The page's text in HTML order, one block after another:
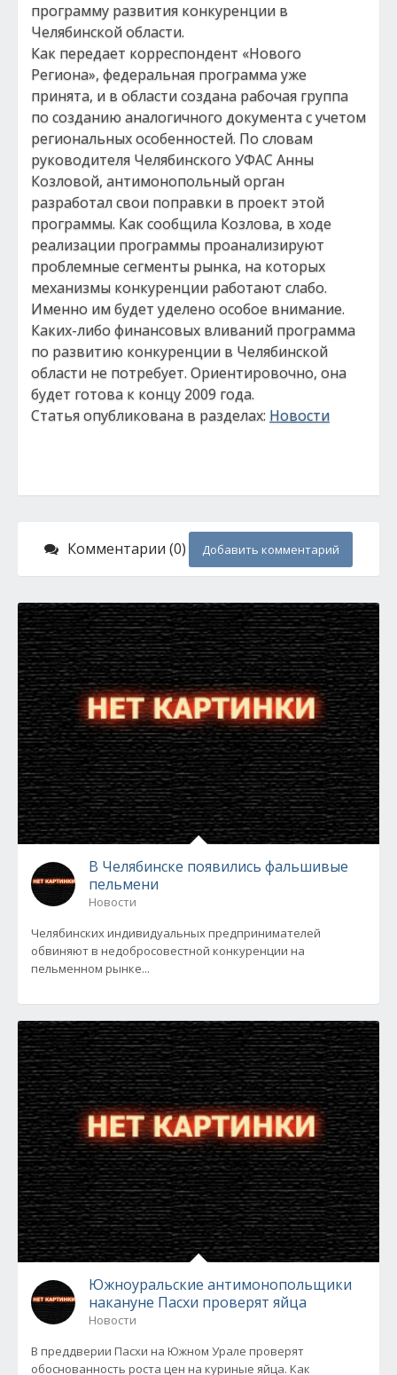
программу развития конкуренции в
Челябинской области.
Как передает корреспондент «Нового
Региона», федеральная программа уже
принята, и в области создана рабочая группа
по созданию аналогичного документа с учетом
региональных особенностей. По словам
руководителя Челябинского УФАС Анны
Козловой, антимонопольный орган
разработал свои поправки в проект этой
программы. Как сообщила Козлова, в ходе
реализации программы проанализируют
проблемные сегменты рынка, на которых
механизмы конкуренции работают слабо.
Именно им будет уделено особое внимание.
Каких-либо финансовых вливаний программа
по развитию конкуренции в Челябинской
области не потребует. Ориентировочно, она
будет готова к концу 2009 года.
Статья опубликована в разделах: Новости
Комментарии (0) Добавить комментарий
В Челябинске появились фальшивые
пельмени
Новости
Челябинских индивидуальных предпринимателей
обвиняют в недобросовестной конкуренции на
пельменном рынке...
Южноуральские антимонопольщики
накануне Пасхи проверят яйца
Новости
В преддверии Пасхи на Южном Урале проверят
обоснованность роста цен на куриные яйца. Как